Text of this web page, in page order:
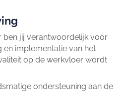
ben jij verantwoordelijk voor
implementatie van het
op de werkvloer wordt
ondersteuning aan de